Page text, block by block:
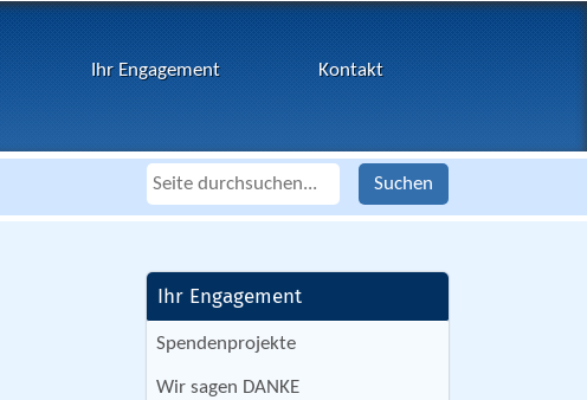
Ihr Engagement Kontakt
Ihr Engagement
Spendenprojekte
Wir sagen DANKE